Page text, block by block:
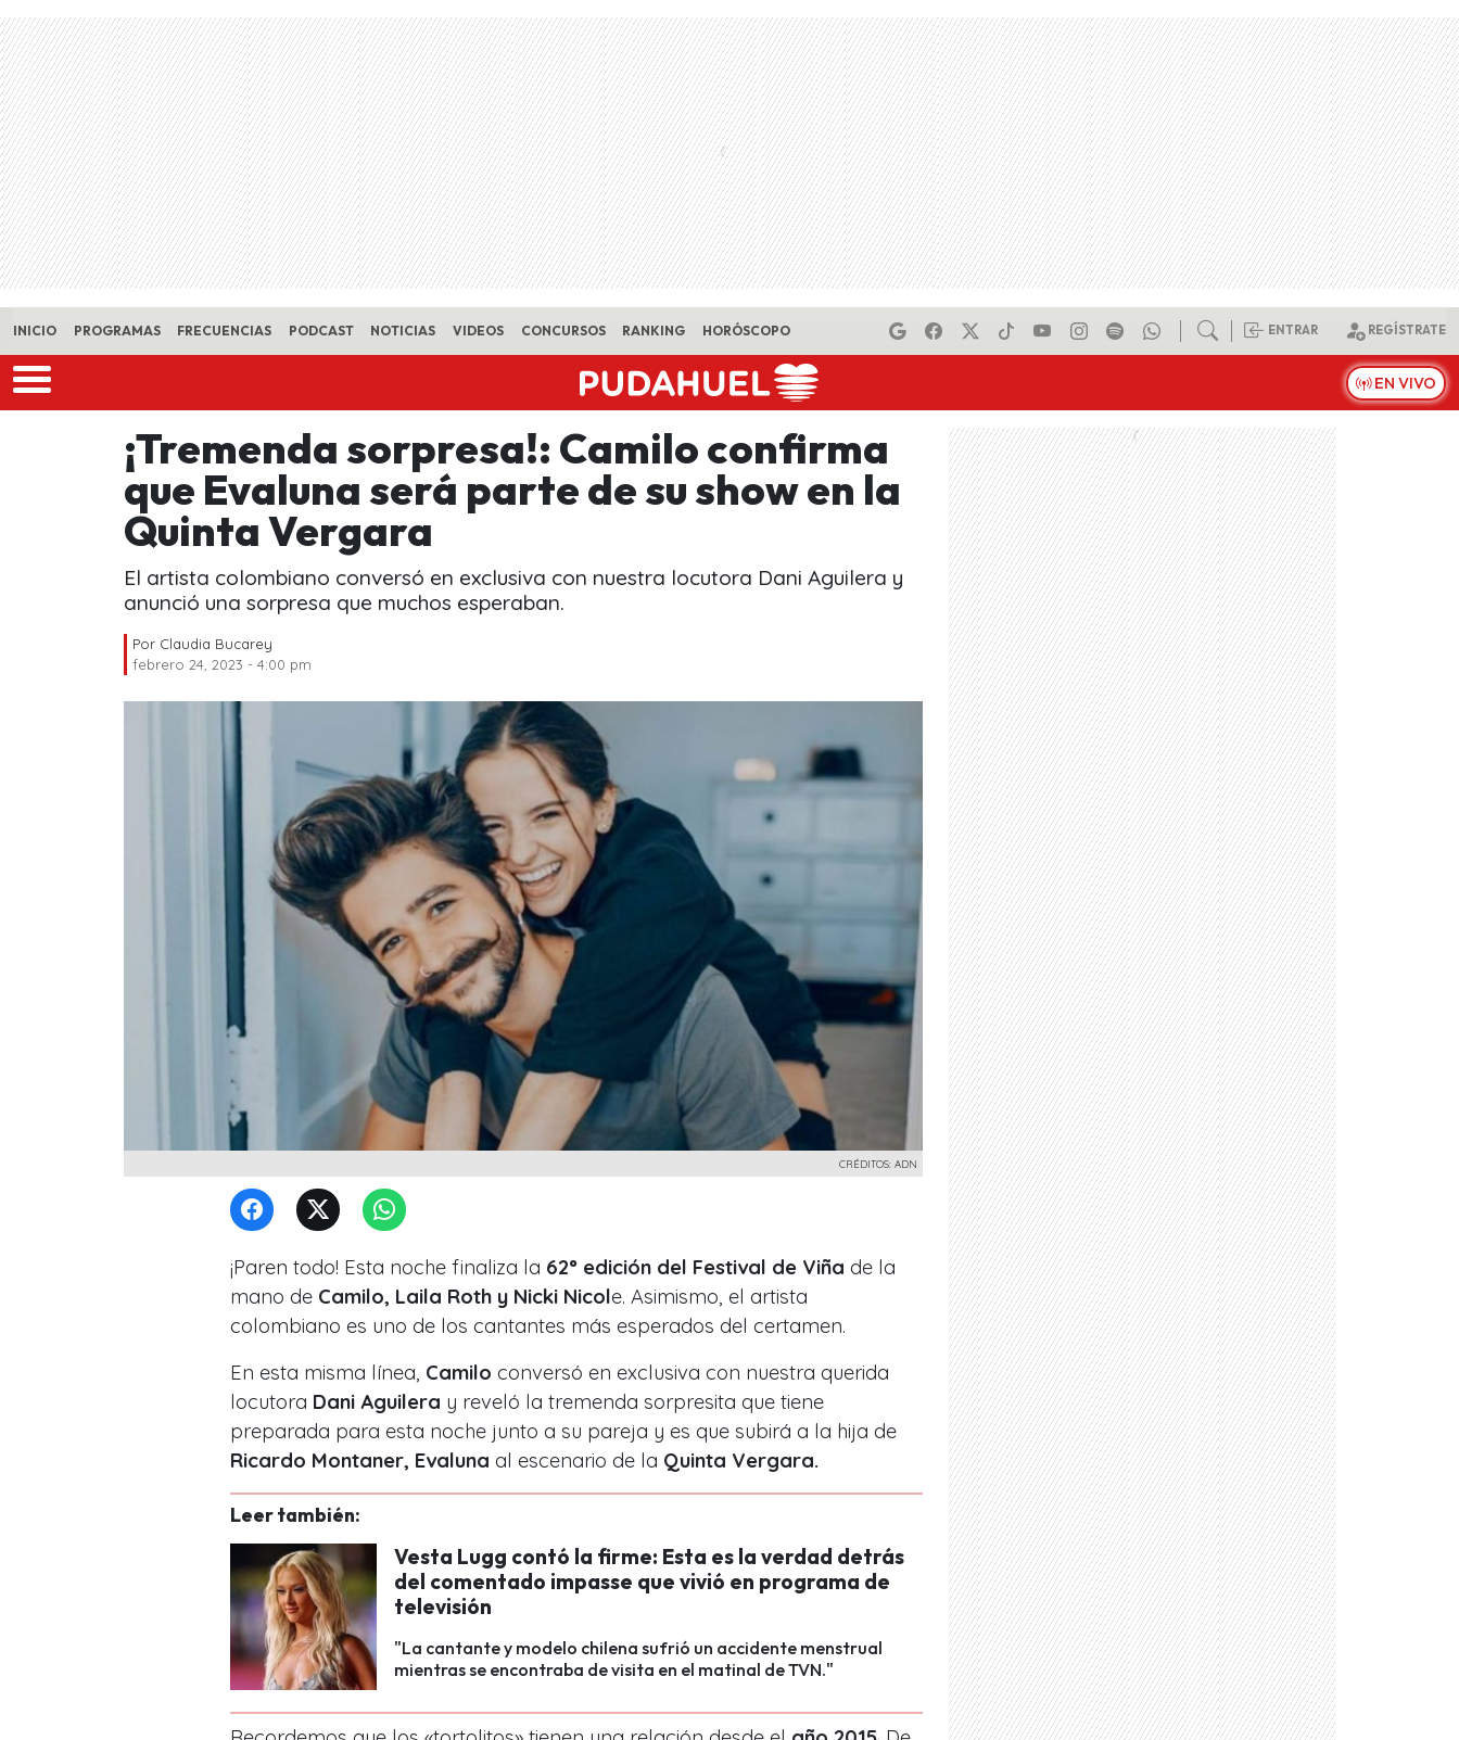
Skip to main content
INICIO PROGRAMAS FRECUENCIAS PODCAST NOTICIAS VIDEOS CONCURSOS RANKING HORÓSCOPO ENTRAR REGÍSTRATE
EN VIVO
¡Tremenda sorpresa!: Camilo confirma
que Evaluna será parte de su show en la
Quinta Vergara
El artista colombiano conversó en exclusiva con nuestra locutora Dani Aguilera y
anunció una sorpresa que muchos esperaban.
Por Claudia Bucarey
febrero 24, 2023 - 4:00 pm
CRÉDITOS: ADN
¡Paren todo! Esta noche finaliza la 62° edición del Festival de Viña de la
mano de Camilo, Laila Roth y Nicki Nicole. Asimismo, el artista
colombiano es uno de los cantantes más esperados del certamen.
En esta misma línea, Camilo conversó en exclusiva con nuestra querida
locutora Dani Aguilera y reveló la tremenda sorpresita que tiene
preparada para esta noche junto a su pareja y es que subirá a la hija de
Ricardo Montaner, Evaluna al escenario de la Quinta Vergara.
Leer también:
Vesta Lugg contó la firme: Esta es la verdad detrás
del comentado impasse que vivió en programa de
televisión
"La cantante y modelo chilena sufrió un accidente menstrual
mientras se encontraba de visita en el matinal de TVN."